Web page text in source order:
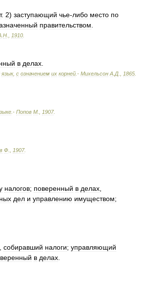
. 2) заступающий чье-либо место по
правительством
Н 1910
в делах
язык, с означением их корней .- Михельсон А Д 1865
.- Попов М 1907.
Ф 1907.
налогов; поверенный в делах
дел и управлению имуществом;
собиравший налоги; управляющий
в делах